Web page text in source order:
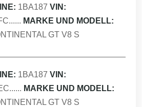
1BA187 VIN:
MARKE UND MODELL:
GT V8 S
1BA187 VIN:
MARKE UND MODELL:
GT V8 S